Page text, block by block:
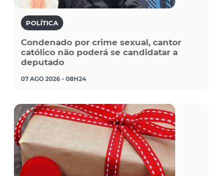
POLÍTICA
Condenado por crime sexual, cantor
católico não poderá se candidatar a
deputado
07 AGO 2026 - 08H24